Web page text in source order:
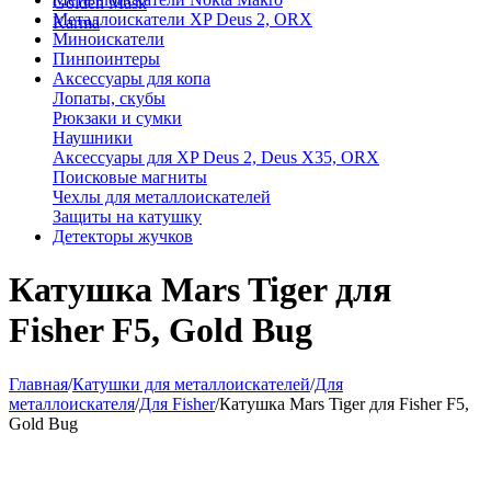
Karma
Металлоискатели XP Deus 2, ORX
Миноискатели
Пинпоинтеры
Аксессуары для копа
Лопаты, скубы
Рюкзаки и сумки
Наушники
Аксессуары для XP Deus 2, Deus X35, ORX
Поисковые магниты
Чехлы для металлоискателей
Защиты на катушку
Детекторы жучков
Катушка Mars Tiger для
Fisher F5, Gold Bug
Главная/Катушки для металлоискателей/Для
металлоискателя/Для Fisher/Катушка Mars Tiger для Fisher F5,
Gold Bug